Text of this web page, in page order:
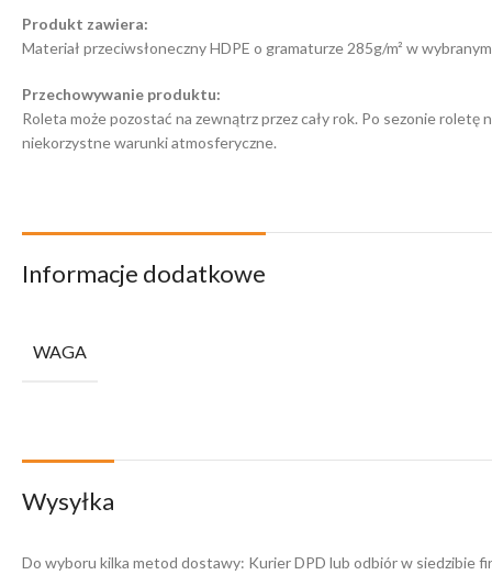
Produkt zawiera:
Materiał przeciwsłoneczny HDPE o gramaturze 285g/m² w
Przechowywanie produktu:
Roleta może pozostać na zewnątrz przez cały rok. Po sezonie
niekorzystne warunki atmosferyczne.
Informacje dodatkowe
WAGA
Wysyłka
Do wyboru kilka metod dostawy: Kurier DPD lub odbiór w siedzibie